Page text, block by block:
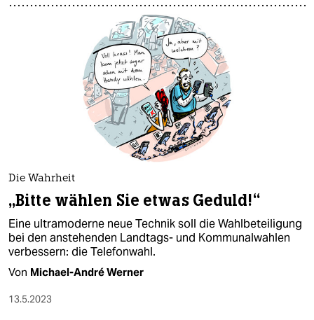
Die Wahrheit
„Bitte wählen Sie etwas Geduld!“
Eine ultramoderne neue Technik soll die Wahlbeteiligung
bei den anstehenden Landtags- und Kommunalwahlen
verbessern: die Telefonwahl.
Von Michael-André Werner
13.5.2023